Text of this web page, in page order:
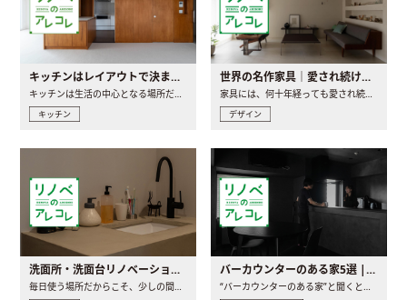
キッチンはレイアウトで決まる。後悔しないための考え方と選び方
キッチンは生活の中心となる場所だからこそ、家の中のどこに置..
キッチン
世界の名作家具｜愛され続ける理由と一生モノとの出会い方
家具には、何十年経っても愛され続ける「名作」と呼ばれるもの..
デザイン
洗面所・洗面台リノベーションの事例と間取りアイデア
毎日使う場所だからこそ、少しの間取りの工夫や素材の選び方で..
バーカウンターのある家5選 | 日常に馴染む“距離の近い”キッチンとは
“バーカウンターのある家”と聞くと、少し特別な、大人のための..